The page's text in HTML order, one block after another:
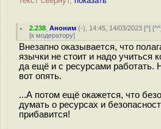
2.238 ,Аноним (-), 14:45, 14/03/2023 [^] [^^
[к модератору]
Внезапно оказывается, что
язычки не стоит и надо учиться
да ещё и с ресурсами работать.
вот опять.
...А потом ещё окажется, что
думать о ресурсах и
прибавится!